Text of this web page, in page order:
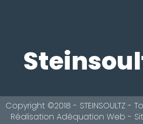
Copyright ©2018 - STEINSOULTZ -
Réalisation Adéquation Web -